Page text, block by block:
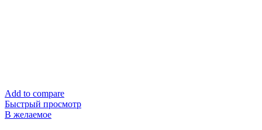
Add to compare
Быстрый просмотр
В желаемое